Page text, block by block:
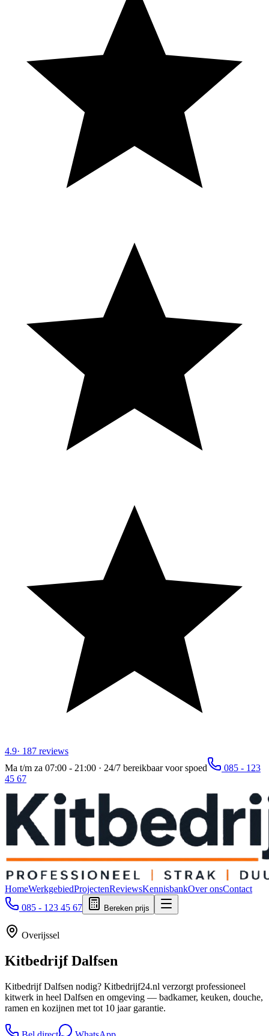
4.9· 187 reviews
Ma t/m za 07:00 - 21:00 · 24/7 bereikbaar voor spoed
085 - 123
45 67
HomeWerkgebiedProjectenReviewsKennisbankOver onsContact
085 - 123 45 67
Bereken prijs
Overijssel
KitbedrijfDalfsen
Kitbedrijf Dalfsen nodig? Kitbedrijf24.nl verzorgt professioneel
kitwerk in heel Dalfsen en omgeving — badkamer, keuken, douche,
ramen en kozijnen met tot 10 jaar garantie.